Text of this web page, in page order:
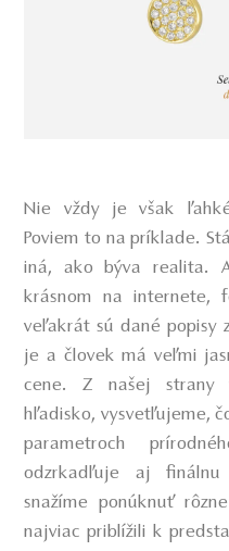
Nie vždy je však
Poviem to na príklade.
iná, ako býva realita.
krásnom na internete,
veľakrát sú dané popisy
je a človek má veľmi
cene. Z našej strany
hľadisko, vysvetľujeme,
parametroch
odzrkadľuje aj
snažíme ponúknuť
najviac priblížili k